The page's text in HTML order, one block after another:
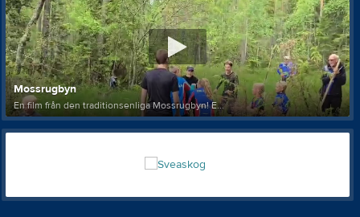
Mossrugbyn
En film från den traditionsenliga Mossrugbyn! E...